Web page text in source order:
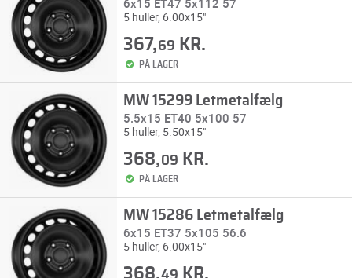
6x15 ET47 5x112 57
5 huller, 6.00x15"
367,69 KR.
PÅ LAGER
MW 15299 Letmetalfælg
5.5x15 ET40 5x100 57
5 huller, 5.50x15"
368,09 KR.
PÅ LAGER
MW 15286 Letmetalfælg
6x15 ET37 5x105 56.6
5 huller, 6.00x15"
368, KR.